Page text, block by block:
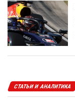
СТАТЬИ И АНАЛИТИКА